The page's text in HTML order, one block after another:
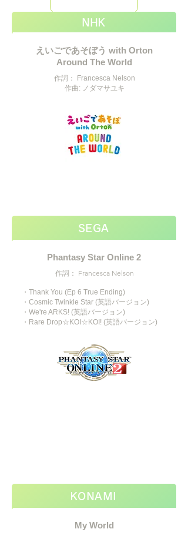
NHK
えいごであそぼう with Orton
Around The World
作詞： Francesca Nelson
​作曲: ノダマサユキ
SEGA
Phantasy Star Online 2
作詞： Francesca Nelson
・Thank You (Ep 6 True Ending)
・Cosmic Twinkle Star (英語バージョン)
・We're ARKS! (英語バージョン)
​・Rare Drop☆KOI☆KOI! (英語バージョン)
KONAMI
My World